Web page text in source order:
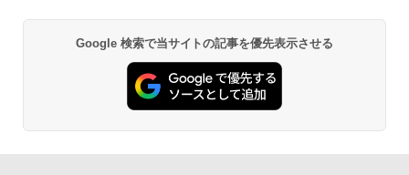
Google 検索で当サイトの記事を優先表示させる